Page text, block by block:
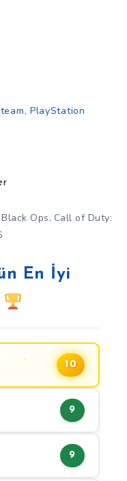
, PlayStation
Ops, Call of Duty:
En İyi
10
9
9